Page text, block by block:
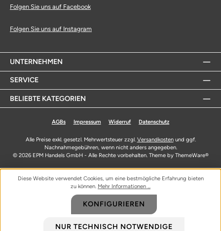
Folgen Sie uns auf Facebook
Folgen Sie uns auf Instagram
UNTERNEHMEN
SERVICE
BELIEBTE KATEGORIEN
AGBs Impressum Widerruf Datenschutz
Alle Preise exkl. gesetzl. Mehrwertsteuer zzgl. Versandkostenund ggf.
Nachnahmegebühren, wenn nicht anders angegeben.
© 2026 EPM Handels GmbH - Alle Rechte vorbehalten. Theme by ThemeWare®
Diese Website verwendet Cookies, um eine bestmögliche Erfahrung bieten
zu können. Mehr Informationen ...
NUR TECHNISCH NOTWENDIGE
KONFIGURIEREN